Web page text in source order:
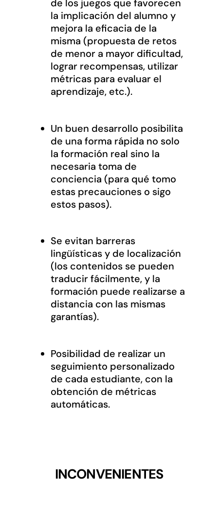
de los juegos que favorecen
la implicación del alumno y
mejora la eficacia de la
misma (propuesta de retos
de menor a mayor dificultad,
lograr recompensas, utilizar
métricas para evaluar el
aprendizaje, etc.).
Un buen desarrollo posibilita
de una forma rápida no solo
la formación real sino la
necesaria toma de
conciencia (para qué tomo
estas precauciones o sigo
estos pasos).
Se evitan barreras
lingüísticas y de localización
(los contenidos se pueden
traducir fácilmente, y la
formación puede realizarse a
distancia con las mismas
garantías).
Posibilidad de realizar un
seguimiento personalizado
de cada estudiante, con la
obtención de métricas
automáticas.
INCONVENIENTES